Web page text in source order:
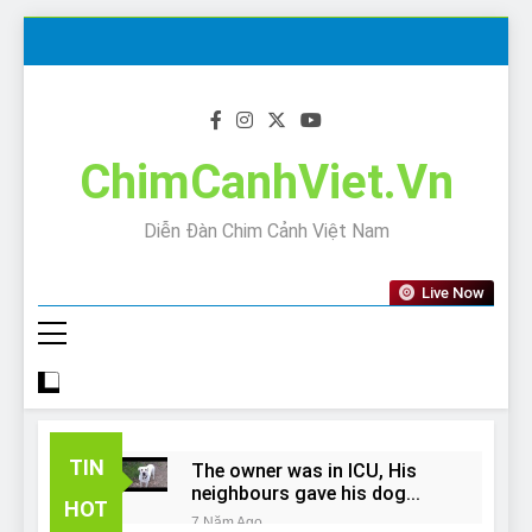
ChimCanhViet.Vn
Diễn Đàn Chim Cảnh Việt Nam
Live Now
TIN
HOT
The owner was in ICU, His
neighbours gave his dog
away!
7 Năm Ago